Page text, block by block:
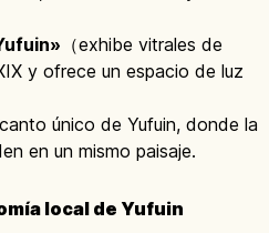
（exhibe vitrales de
y ofrece un espacio de luz
único de Yufuin, donde la
en un mismo paisaje.
local de Yufuin